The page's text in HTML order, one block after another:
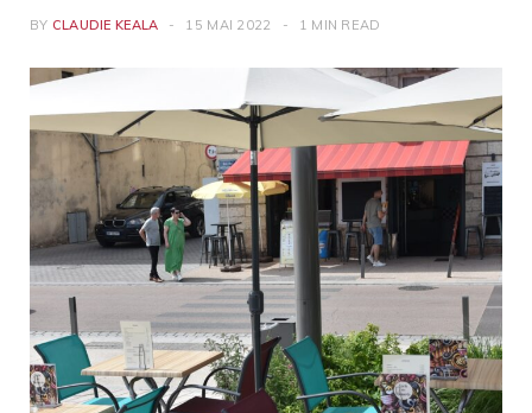
BY CLAUDIE KEALA 15 MAI 2022 1 MIN READ